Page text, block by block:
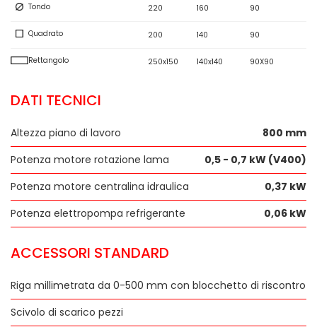
Tondo 220 160 90
Quadrato 200 140 90
Rettangolo 250x150 140x140 90X90
DATI TECNICI
Altezza piano di lavoro
800 mm
Potenza motore rotazione lama
0,5 - 0,7 kW (V400)
Potenza motore centralina idraulica
0,37 kW
Potenza elettropompa refrigerante
0,06 kW
ACCESSORI STANDARD
Riga millimetrata da 0-500 mm con blocchetto di riscontro
Scivolo di scarico pezzi